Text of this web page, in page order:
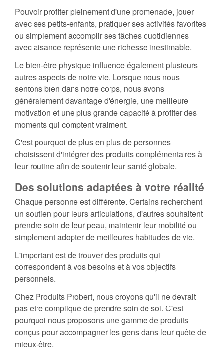
Pouvoir profiter pleinement d'une promenade, jouer
avec ses petits-enfants, pratiquer ses activités favorites
ou simplement accomplir ses tâches quotidiennes
avec aisance représente une richesse inestimable.
Le bien-être physique influence également plusieurs
autres aspects de notre vie. Lorsque nous nous
sentons bien dans notre corps, nous avons
généralement davantage d'énergie, une meilleure
motivation et une plus grande capacité à profiter des
moments qui comptent vraiment.
C'est pourquoi de plus en plus de personnes
choisissent d'intégrer des produits complémentaires à
leur routine afin de soutenir leur santé globale.
Des solutions adaptées à votre réalité
Chaque personne est différente. Certains recherchent
un soutien pour leurs articulations, d'autres souhaitent
prendre soin de leur peau, maintenir leur mobilité ou
simplement adopter de meilleures habitudes de vie.
L'important est de trouver des produits qui
correspondent à vos besoins et à vos objectifs
personnels.
Chez Produits Probert, nous croyons qu'il ne devrait
pas être compliqué de prendre soin de soi. C'est
pourquoi nous proposons une gamme de produits
conçus pour accompagner les gens dans leur quête de
mieux-être.